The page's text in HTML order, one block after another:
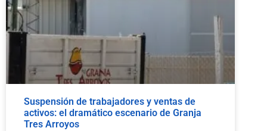
Suspensión de trabajadores y ventas de
activos: el dramático escenario de Granja
Tres Arroyos